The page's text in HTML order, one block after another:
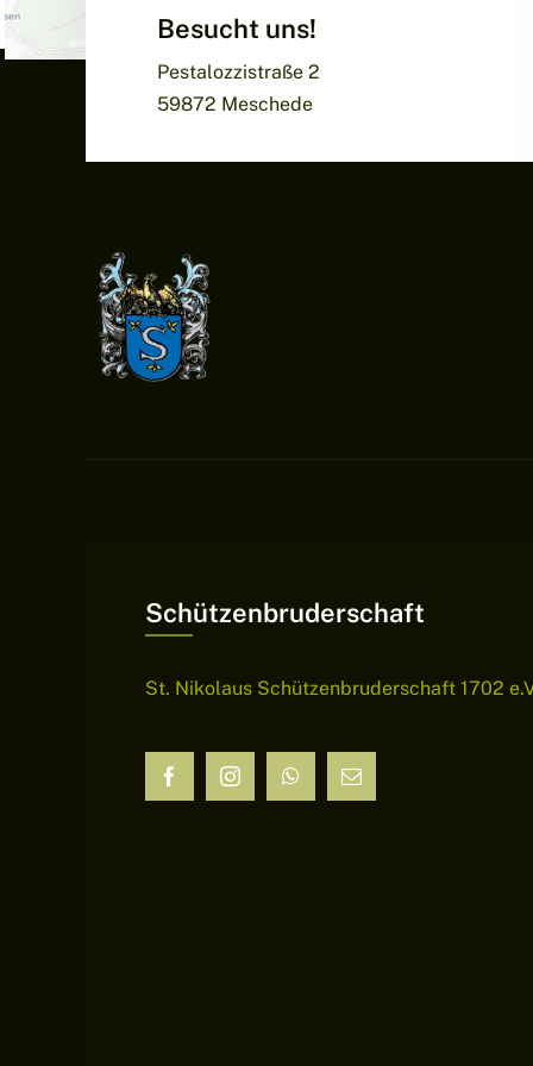
Besucht uns!
Pestalozzistraße 2
59872 Meschede
Schützenbruderschaft
St. Nikolaus Schützenbruderschaft 1702